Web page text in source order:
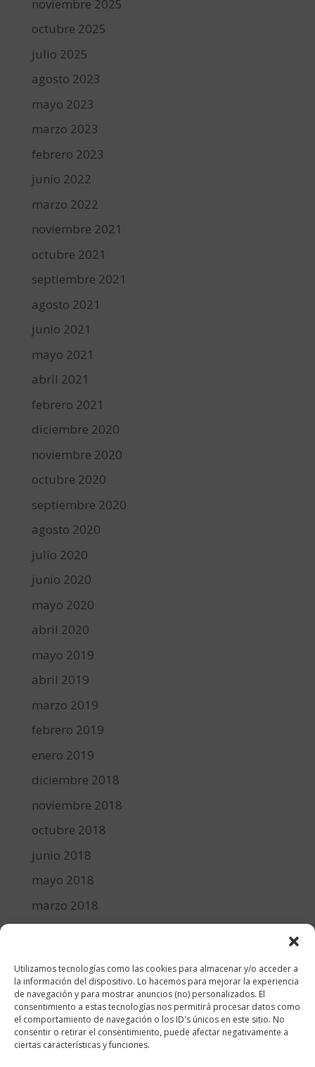
Utilizamos tecnologías como las cookies para almacenar y/o acceder a
la información del dispositivo. Lo hacemos para mejorar la experiencia
de navegación y para mostrar anuncios (no) personalizados. El
consentimiento a estas tecnologías nos permitirá procesar datos como
el comportamiento de navegación o los ID's únicos en este sitio. No
consentir o retirar el consentimiento, puede afectar negativamente a
ciertas características y funciones.
noviembre 2025
octubre 2025
julio 2025
agosto 2023
mayo 2023
marzo 2023
febrero 2023
junio 2022
marzo 2022
noviembre 2021
octubre 2021
septiembre 2021
agosto 2021
junio 2021
mayo 2021
abril 2021
febrero 2021
diciembre 2020
noviembre 2020
octubre 2020
septiembre 2020
agosto 2020
julio 2020
junio 2020
mayo 2020
abril 2020
mayo 2019
abril 2019
marzo 2019
febrero 2019
enero 2019
diciembre 2018
noviembre 2018
octubre 2018
junio 2018
mayo 2018
marzo 2018
diciembre 2017
Categorías
cocina y recetas